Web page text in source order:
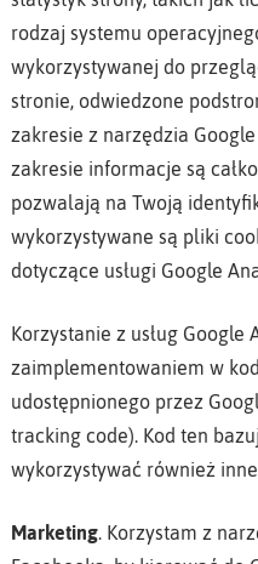
rodzaj systemu
wykorzystywanej do
stronie, odwiedzone
zakresie z narzędzia
zakresie informacje są
pozwalają na Twoją
wykorzystywane są pliki
dotyczące usługi Google
Korzystanie z usług Google
zaimplementowaniem w
udostępnionego przez
tracking code). Kod ten
wykorzystywać również
Marketing. Korzystam z